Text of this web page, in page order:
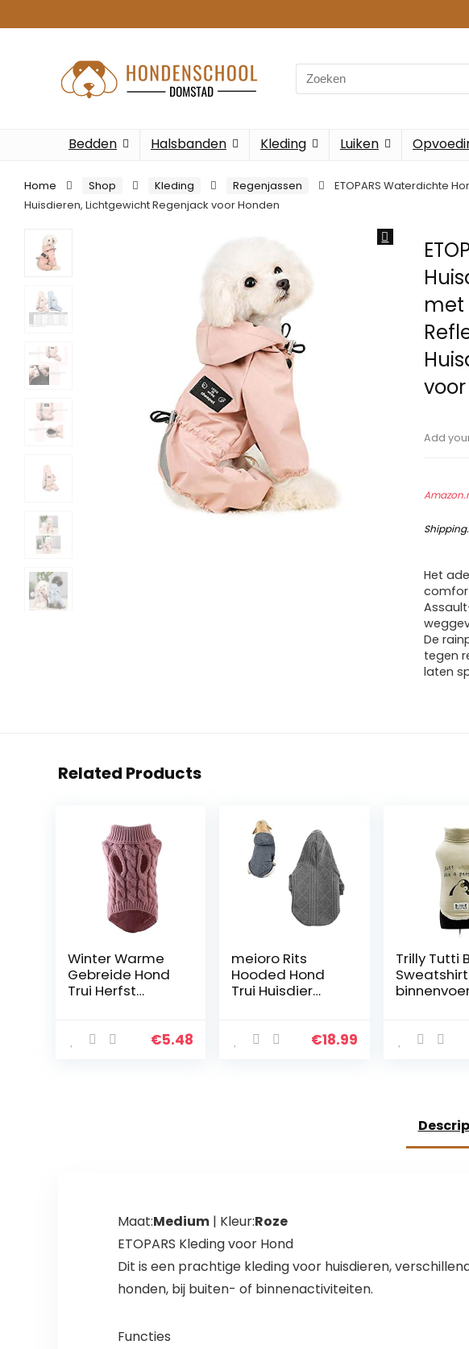
Search
for:
Bedden Halsbanden Kleding Luiken
Home Shop Kleding Regenjassen
ETOPARS Waterdichte
Huisdieren, Lichtgewicht Regenjack voor Honden
met
Add
Shipping.
Het
De
tegen
laten
Related Products
Winter Warme
Gebreide Hond
Trui Herfst
Jumper
€5.48
meioro Rits
Hooded Hond
Trui Huisdier
Leuke Huisdier
€18.99
Trilly Tutti
product
Maat:Medium| Kleur:Roze
ETOPARS Kleding voor Hond
Dit is een prachtige kleding voor huisdieren,
honden, bij buiten- of binnenactiviteiten.
Functies